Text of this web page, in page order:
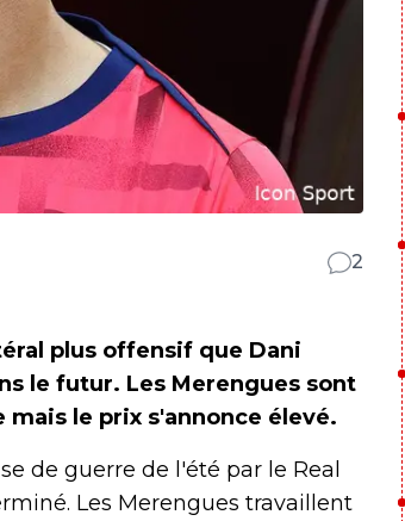
2
plus offensif que Dani
le futur. Les Merengues sont
le prix s'annonce élevé.
de guerre de l'été par le Real
Les Merengues travaillent